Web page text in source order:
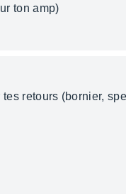
ton amp)
retours (bornier,